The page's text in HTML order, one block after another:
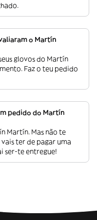
o Martín
glovos do Martín
Faz o teu pedido
pedido do Martín
Martín. Mas não te
ter de pagar uma
ser-te entregue!